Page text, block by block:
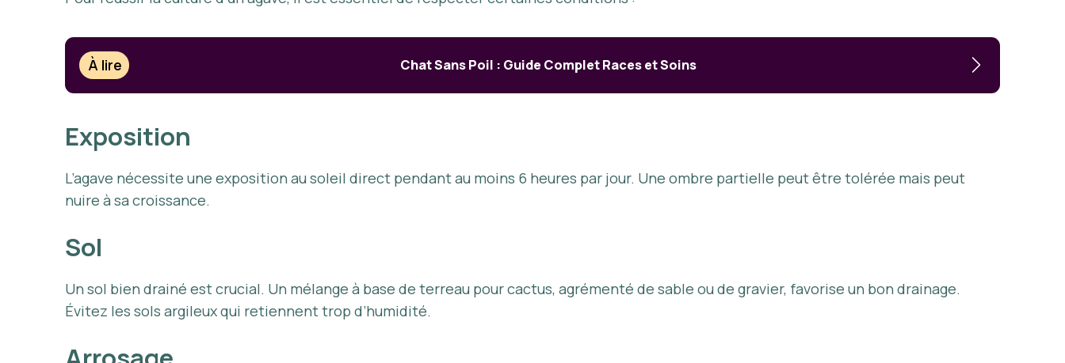
À lire Chat Sans Poil : Guide Complet Races et Soins
Exposition
L’agave nécessite une exposition au soleil direct pendant au moins 6 heures par jour. Une ombre partielle peut être tolérée mais peut
nuire à sa croissance.
Sol
Un sol bien drainé est crucial. Un mélange à base de terreau pour cactus, agrémenté de sable ou de gravier, favorise un bon drainage.
Évitez les sols argileux qui retiennent trop d’humidité.